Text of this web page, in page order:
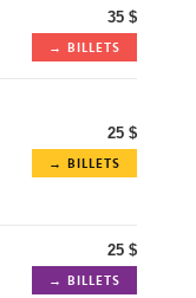
35 $
→ BILLETS
25 $
→ BILLETS
25 $
→ BILLETS